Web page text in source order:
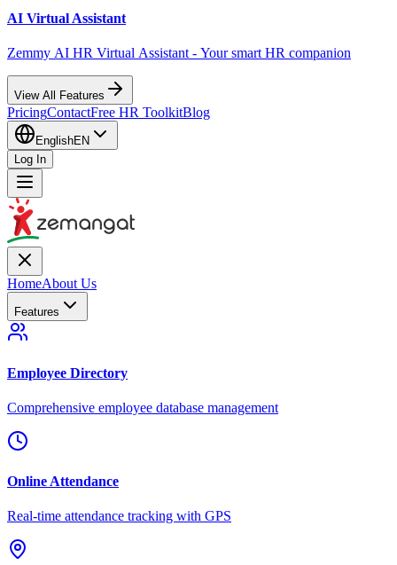
AI Virtual Assistant
Zemmy AI HR Virtual Assistant - Your smart HR companion
View All Features
PricingContactFree HR ToolkitBlog
EnglishEN
Log In
HomeAbout Us
Features
Employee Directory
Comprehensive employee database management
Online Attendance
Real-time attendance tracking with GPS